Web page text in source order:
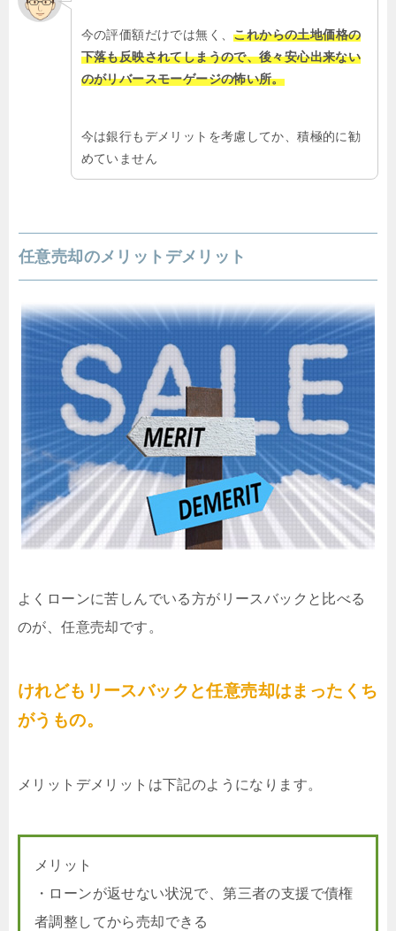
今の評価額だけでは無く、これからの土地価格の
下落も反映されてしまうので、後々安心出来ない
のがリバースモーゲージの怖い所。
今は銀行もデメリットを考慮してか、積極的に勧
めていません
任意売却のメリットデメリット
よくローンに苦しんでいる方がリースバックと比べる
のが、任意売却です。
けれどもリースバックと任意売却はまったくち
がうもの。
メリットデメリットは下記のようになります。
メリット
・ローンが返せない状況で、第三者の支援で債権
者調整してから売却できる